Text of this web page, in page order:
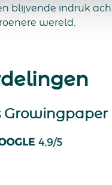
blijvende indruk
wereld.
Growingpaper